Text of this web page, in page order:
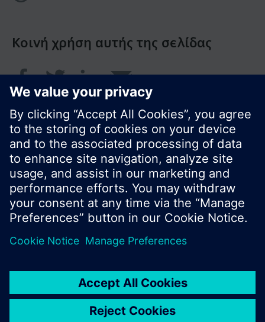
Κοινή χρήση αυτής της σελίδας
© Siemens Greece 2017
Το χαρτοφυλάκιο προϊόντων και οι τιμές μπορεί